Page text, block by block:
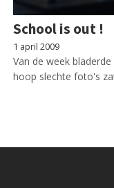
School is out !
1 april 2009
Van de week
hoop slechte foto's